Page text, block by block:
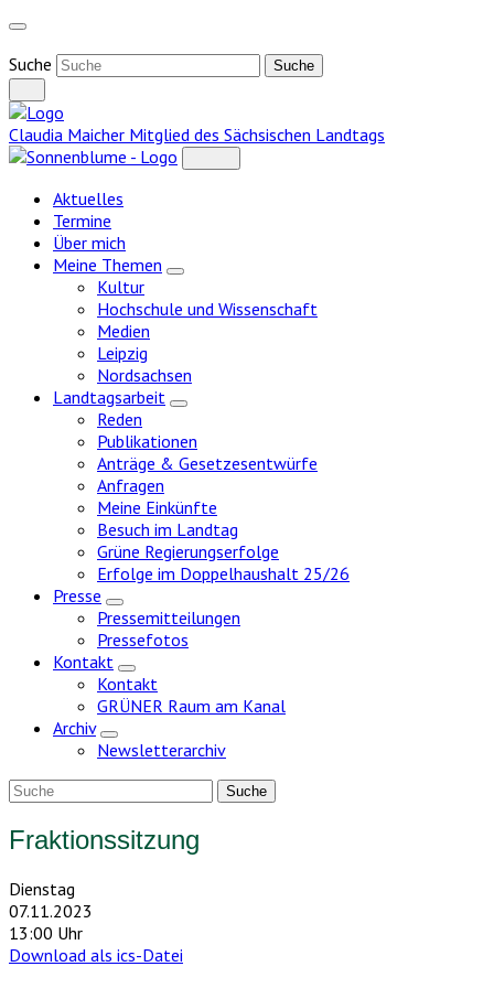
Weiter
Inhalt
Suche
Claudia Maicher Mitglied des Sächsischen Landtags
Aktuelles
Termine
Über mich
Meine Themen
Zeige
Kultur
Hochschule und Wissenschaft
Medien
Leipzig
Nordsachsen
Landtagsarbeit
Zeige
Reden
Publikationen
Anträge & Gesetzesentwürfe
Anfragen
Meine Einkünfte
Besuch im Landtag
Grüne Regierungserfolge
Erfolge im Doppelhaushalt 25/26
Presse
Zeige
Untermenü
Pressemitteilungen
Pressefotos
Kontakt
Zeige
Untermenü
Kontakt
GRÜNER Raum am Kanal
Archiv
Zeige
Untermenü
Newsletterarchiv
Fraktionssitzung
Dienstag
07.11.2023
13:00 Uhr
Download als ics-Datei